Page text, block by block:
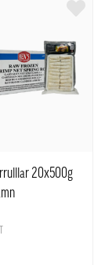
20x500g